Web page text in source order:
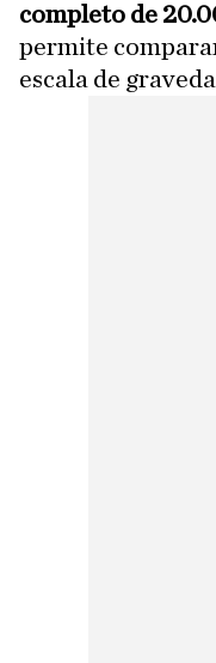
completo de
permite
escala de